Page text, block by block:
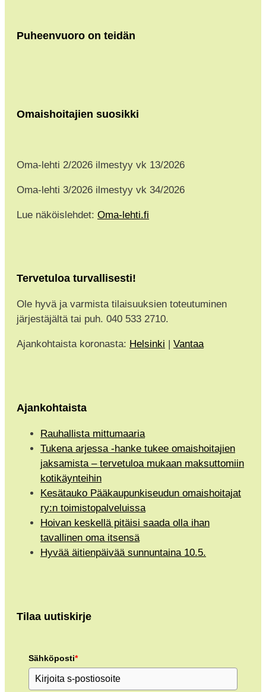
Puheenvuoro on teidän
Omaishoitajien suosikki
Oma-lehti 2/2026 ilmestyy vk 13/2026
Oma-lehti 3/2026 ilmestyy vk 34/2026
Lue näköislehdet: Oma-lehti.fi
Tervetuloa turvallisesti!
Ole hyvä ja varmista tilaisuuksien toteutuminen
järjestäjältä tai puh. 040 533 2710.
Ajankohtaista koronasta: Helsinki Vantaa
Ajankohtaista
Rauhallista mittumaaria
Tukena arjessa -hanke tukee omaishoitajien
jaksamista – tervetuloa mukaan maksuttomiin
kotikäynteihin
Kesätauko Pääkaupunkiseudun omaishoitajat
ry:n toimistopalveluissa
Hoivan keskellä pitäisi saada olla ihan
tavallinen oma itsensä
Hyvää äitienpäivää sunnuntaina 10.5.
Tilaa uutiskirje
Sähköposti*